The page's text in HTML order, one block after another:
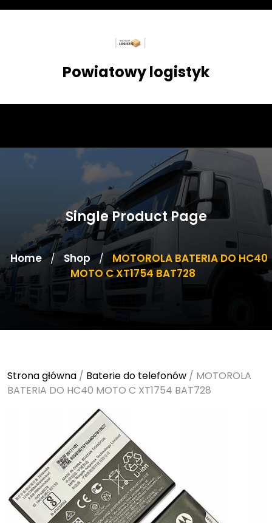
Skip
Powiatowy logistyk
Single Product Page
Home / Shop /
MOTOROLA BATERIA DO HC40
MOTO C XT1754 BAT728
Strona główna / Baterie do telefonów / MOTOROLA
BATERIA DO HC40 MOTO C XT1754 BAT728